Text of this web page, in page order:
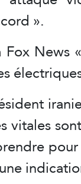
».
News
vitales